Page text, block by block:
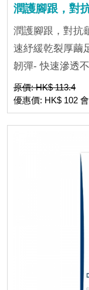
潤護腳跟，對
潤護腳跟，對抗
速紓緩乾裂厚繭
韌彈- 快速滲透
原價: HK$ 113.4
優惠價: HK$ 102